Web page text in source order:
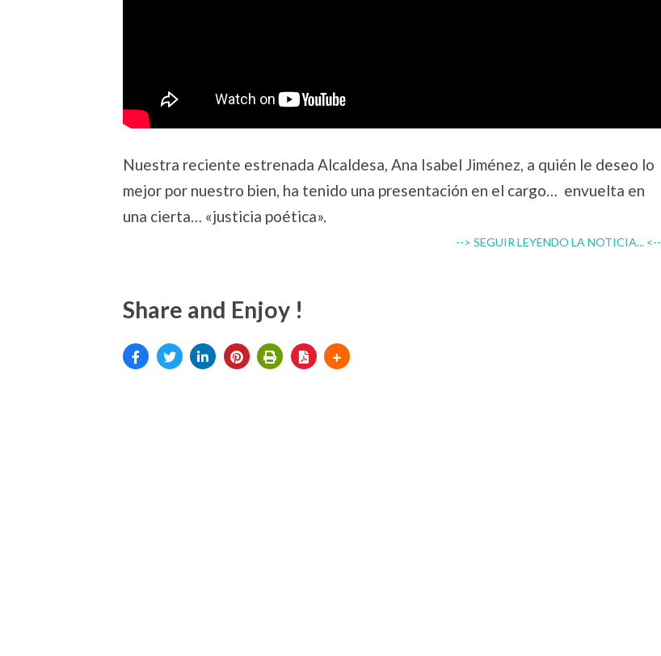
Nuestra reciente estrenada Alcaldesa, Ana Isabel Jiménez, a quién le deseo lo
mejor por nuestro bien, ha tenido una presentación en el cargo… envuelta en
una cierta… «justicia poética».
--> SEGUIR LEYENDO LA NOTICIA... <--
Share and Enjoy !